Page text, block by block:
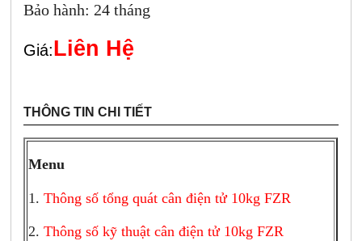
Bảo hành: 24 tháng
Giá:Liên Hệ
THÔNG TIN CHI TIẾT
Menu
1.Thông số tổng quát cân điện tử 10kg FZR
2.Thông số kỹ thuật cân điện tử 10kg FZR